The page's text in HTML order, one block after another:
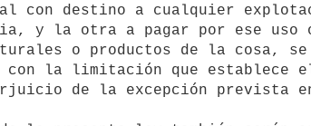
con destino a cualquier
y la otra a pagar por ese uso
o productos de la cosa,
la limitación que establece
de la excepción prevista